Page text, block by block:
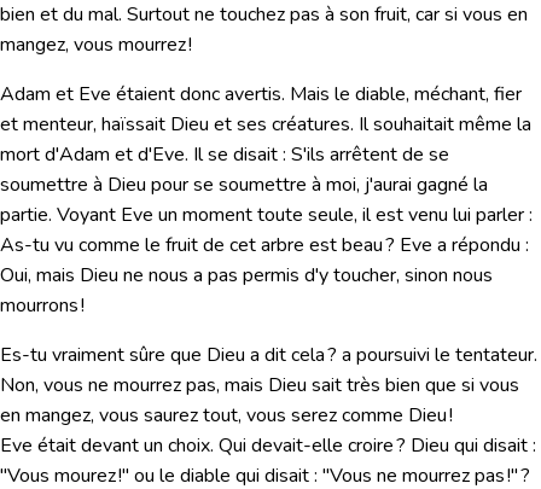
bien et du mal. Surtout ne touchez pas à son fruit, car si vous en
mangez, vous mourrez !
Adam et Eve étaient donc avertis. Mais le diable, méchant, fier
et menteur, haïssait Dieu et ses créatures. Il souhaitait même la
mort d'Adam et d'Eve. Il se disait : S'ils arrêtent de se
soumettre à Dieu pour se soumettre à moi, j'aurai gagné la
partie. Voyant Eve un moment toute seule, il est venu lui parler :
As-tu vu comme le fruit de cet arbre est beau ? Eve a répondu :
Oui, mais Dieu ne nous a pas permis d'y toucher, sinon nous
mourrons !
Es-tu vraiment sûre que Dieu a dit cela ? a poursuivi le tentateur.
Non, vous ne mourrez pas, mais Dieu sait très bien que si vous
en mangez, vous saurez tout, vous serez comme Dieu !
Eve était devant un choix. Qui devait-elle croire ? Dieu qui disait :
"Vous mourez !" ou le diable qui disait : "Vous ne mourrez pas !" ?